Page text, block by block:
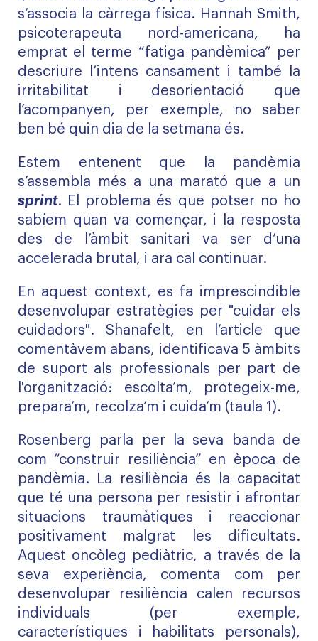
s’associa la càrrega física. Hannah Smith,
psicoterapeuta nord-americana, ha
emprat el terme “fatiga pandèmica” per
descriure l’intens cansament i també la
irritabilitat i desorientació que
l’acompanyen, per exemple, no saber
ben bé quin dia de la setmana és.
Estem entenent que la pandèmia
s’assembla més a una marató que a un
sprint. El problema és que potser no ho
sabíem quan va començar, i la resposta
des de l’àmbit sanitari va ser d’una
accelerada brutal, i ara cal continuar.
En aquest context, es fa imprescindible
desenvolupar estratègies per "cuidar els
cuidadors". Shanafelt, en l’article que
comentàvem abans, identificava 5 àmbits
de suport als professionals per part de
l'organització: escolta’m, protegeix-me,
prepara’m, recolza’m i cuida’m (taula 1).
Rosenberg parla per la seva banda de
com “construir resiliència” en època de
pandèmia. La resiliència és la capacitat
que té una persona per resistir i afrontar
situacions traumàtiques i reaccionar
positivament malgrat les dificultats.
Aquest oncòleg pediàtric, a través de la
seva experiència, comenta com per
desenvolupar resiliència calen recursos
individuals (per exemple,
característiques i habilitats personals),